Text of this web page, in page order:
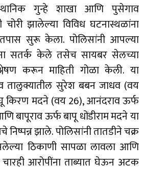
गुन्हे शाखा आणि पुसेगाव
चोरी झालेल्या विविध घटनास्थळांना
सुरू केला. पोलिसांनी आपल्या
सतर्क केले तसेच सायबर सेलच्या
करून माहिती गोळा केली. या
तालुक्यातील सुरेश बबन जाधव (वय
किरण मदने (वय 26), आनंदराव ऊर्फ
बापूराव ऊर्फ बापू धोंडीराम मदने या
निष्पन्न झाले. पोलिसांनी तातडीने चक्र
ठिकाणी सापळा लावला आणि
आरोपींना ताब्यात घेऊन अटक